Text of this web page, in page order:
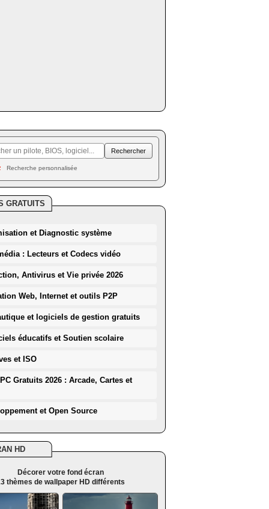
Recherche personnalisée
GRATUITS
et Diagnostic système
: Lecteurs et Codecs vidéo
Antivirus et Vie privée 2026
Web, Internet et outils P2P
et logiciels de gestion gratuits
éducatifs et Soutien scolaire
et ISO
Gratuits 2026 : Arcade, Cartes et
et Open Source
HD
Décorer votre fond écran
thèmes de wallpaper HD différents